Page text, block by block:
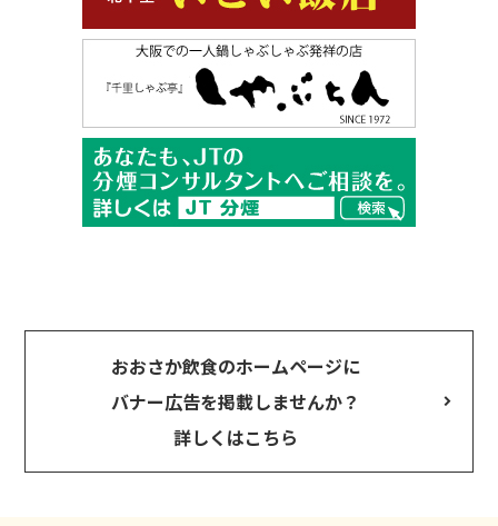
おおさか飲食のホームページに
バナー広告を掲載しませんか？
詳しくはこちら